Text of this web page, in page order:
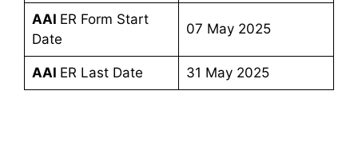
AAI ER Form Start
Date
07 May 2025
AAI ER Last Date 31 May 2025